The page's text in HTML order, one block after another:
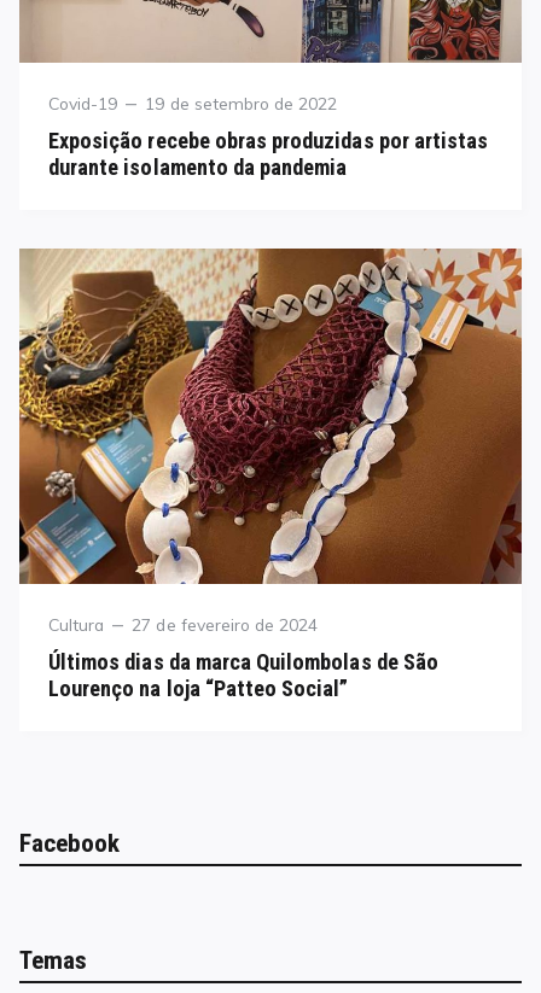
Category
Covid-19
Posted
19 de setembro de 2022
Exposição recebe obras produzidas por artistas
durante isolamento da pandemia
Category
Cultura
Posted
27 de fevereiro de 2024
Últimos dias da marca Quilombolas de São
Lourenço na loja “Patteo Social”
Facebook
Temas